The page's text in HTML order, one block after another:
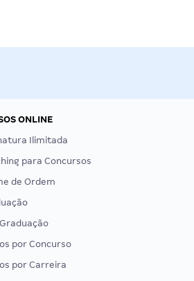
ONLINE
Ilimitada
para Concursos
de Ordem
por Concurso
por Carreira